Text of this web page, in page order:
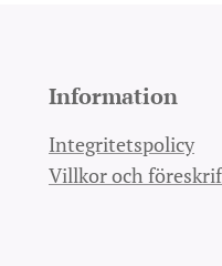
Information
Integritetspolicy
Villkor och